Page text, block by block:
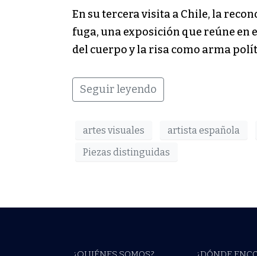
En su tercera visita a Chile, la
fuga, una exposición que reúne en
del cuerpo y la risa como arma
Seguir leyendo
artes visuales artista española
Piezas distinguidas